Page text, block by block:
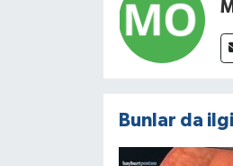
Bunlar da